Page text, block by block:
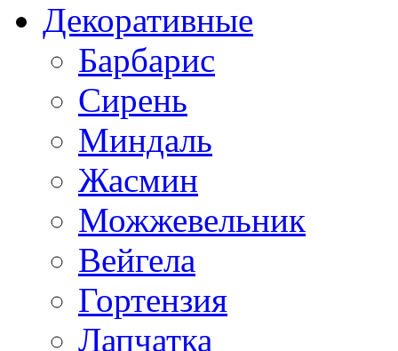
Декоративные
Барбарис
Сирень
Миндаль
Жасмин
Можжевельник
Вейгела
Гортензия
Лапчатка